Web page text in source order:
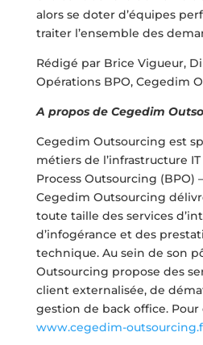
alors se doter d’équipes
traiter l’ensemble des
Rédigé par Brice Vigueur,
Opérations BPO, Cegedim
A propos de Cegedim
Cegedim Outsourcing est
métiers de l’infrastructure
Process Outsourcing (BPO)
Cegedim Outsourcing
toute taille des services
d’infogérance et des
technique. Au sein de son
Outsourcing propose des
client externalisée, de
gestion de back office. Pour
www.cegedim-